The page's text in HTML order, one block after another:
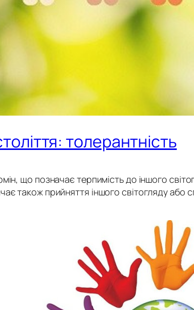
толерантність
що позначає терпимість до іншого
також прийняття іншого світогляду або